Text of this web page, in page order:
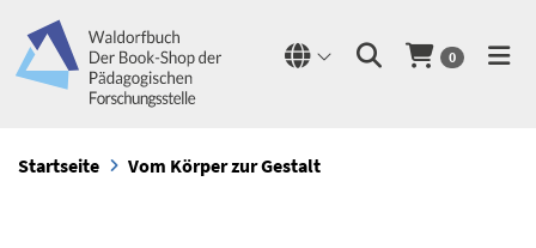
0
Startseite Vom Körper zur Gestalt